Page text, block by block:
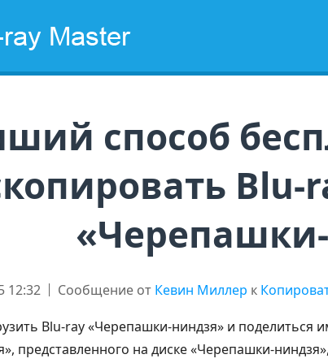
способ
12:32 Сообщение от Кевин Миллер к
Blu-ray «Черепашки-ниндзя» и поделиться
представленного на диске «Черепашки-